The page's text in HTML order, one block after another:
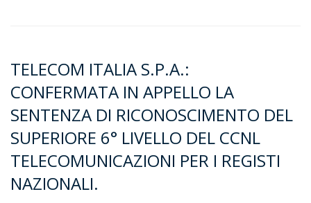
TELECOM ITALIA S.P.A.:
CONFERMATA IN APPELLO LA
SENTENZA DI RICONOSCIMENTO DEL
SUPERIORE 6° LIVELLO DEL CCNL
TELECOMUNICAZIONI PER I REGISTI
NAZIONALI.